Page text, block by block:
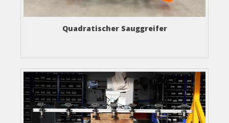
Quadratischer Sauggreifer